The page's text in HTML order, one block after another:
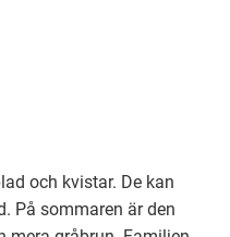
och kvistar. De kan
På sommaren är den